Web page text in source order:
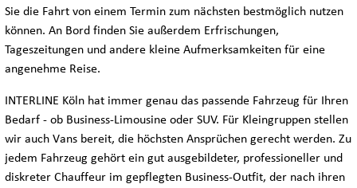
FLOTTE
LIMOUSINEN
MINIVANS
Sie die Fahrt von einem Termin zum nächsten bestmöglich nutzen
können. An Bord finden Sie außerdem Erfrischungen,
Tageszeitungen und andere kleine Aufmerksamkeiten für eine
angenehme Reise.
INTERLINE Köln hat immer genau das passende Fahrzeug für Ihren
Bedarf - ob Business-Limousine oder SUV. Für Kleingruppen stellen
wir auch Vans bereit, die höchsten Ansprüchen gerecht werden. Zu
jedem Fahrzeug gehört ein gut ausgebildeter, professioneller und
diskreter Chauffeur im gepflegten Business-Outfit, der nach ihren